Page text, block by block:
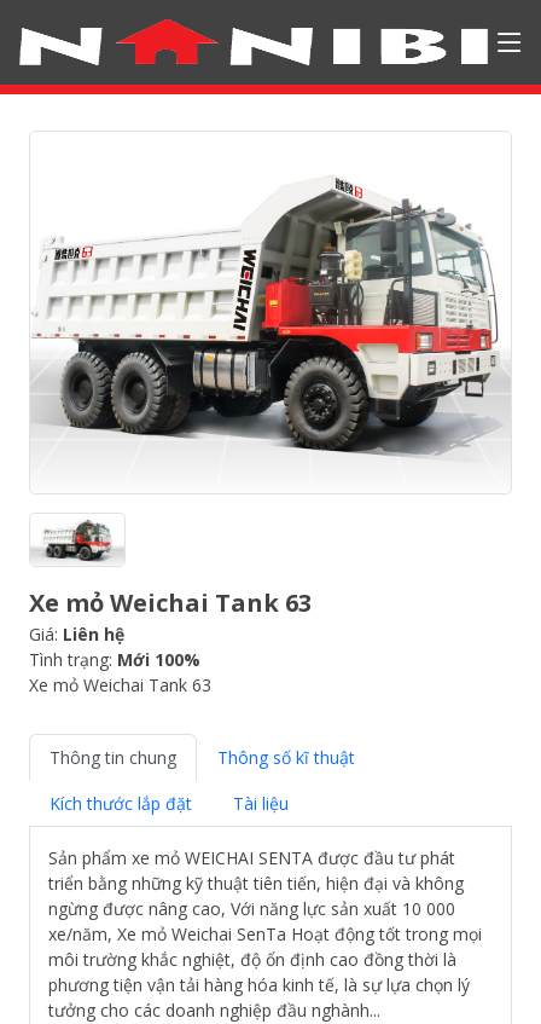
Xe mỏ Weichai Tank 63
Giá: Liên hệ
Tình trạng: Mới 100%
Xe mỏ Weichai Tank 63
Thông tin chung
Thông số kĩ thuật
Kích thước lắp đặt
Tài liệu
Sản phẩm xe mỏ WEICHAI SENTA được đầu tư phát
triển bằng những kỹ thuật tiên tiến, hiện đại và không
ngừng được nâng cao, Với năng lực sản xuất 10 000
xe/năm, Xe mỏ Weichai SenTa Hoạt động tốt trong mọi
môi trường khắc nghiệt, độ ổn định cao đồng thời là
phương tiện vận tải hàng hóa kinh tế, là sự lựa chọn lý
tưởng cho các doanh nghiệp đầu nghành...